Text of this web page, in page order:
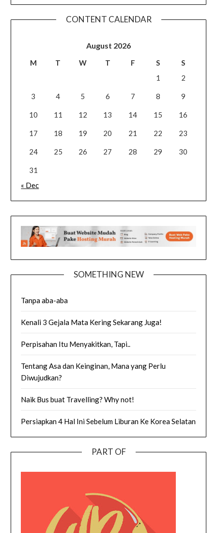
CONTENT CALENDAR
August 2026
M T W T F S
S
1
2
3 4 5 6 7 8 9
10 11 12 13 14 15 16
17 18 19 20 21 22 23
24 25 26 27 28 29 30
31
« Dec
SOMETHING NEW
Tanpa aba-aba
Kenali 3 Gejala Mata Kering Sekarang Juga!
Perpisahan Itu Menyakitkan, Tapi..
Tentang Asa dan Keinginan, Mana yang Perlu
Diwujudkan?
Naik Bus buat Travelling? Why not!
Persiapkan 4 Hal Ini Sebelum Liburan Ke Korea Selatan
PART OF